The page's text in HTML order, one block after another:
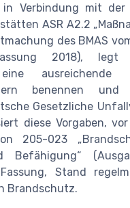
in Verbindung mit der
ASR A2.2
des BMAS
2018),
eine
benennen und
Gesetzliche
diese Vorgaben,
205-023
Befähigung“
Stand
Brandschutz.